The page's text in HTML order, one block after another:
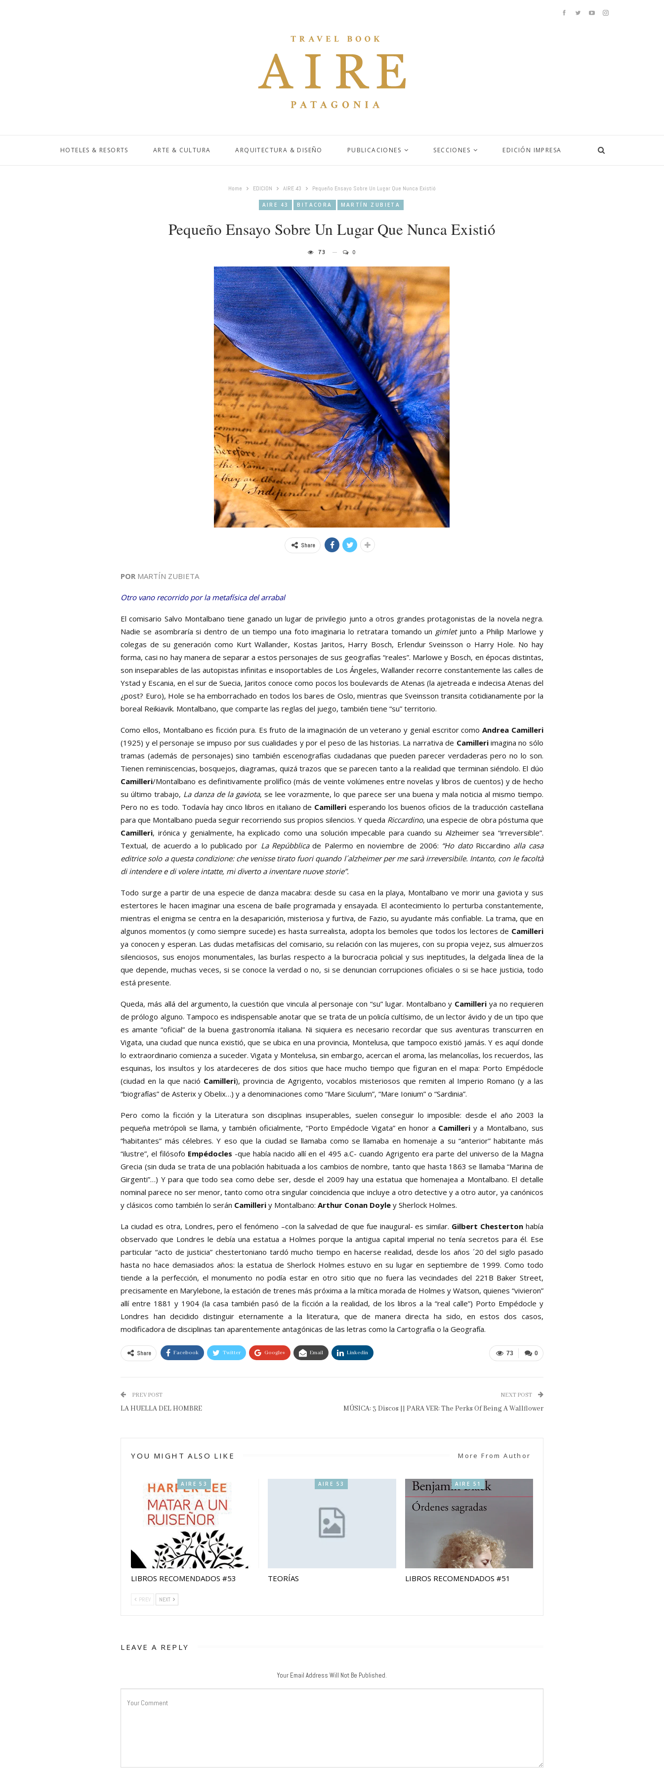
HOTELES & RESORTS ARTE & CULTURA ARQUITECTURA & DISEÑO PUBLICACIONES SECCIONES EDICIÓN IMPRESA
Home EDICION AIRE 43 Pequeño Ensayo Sobre Un Lugar Que Nunca Existió
AIRE 43 BITACORA MARTÍN ZUBIETA
Pequeño Ensayo Sobre Un Lugar Que Nunca Existió
73 0
Share
POR MARTÍN ZUBIETA
Otro vano recorrido por la metafísica del arrabal
El comisario Salvo Montalbano tiene ganado un lugar de privilegio junto a otros grandes protagonistas de la novela negra.
Nadie se asombraría si dentro de un tiempo una foto imaginaria lo retratara tomando un gimletjunto a Philip Marlowe y
colegas de su generación como Kurt Wallander, Kostas Jaritos, Harry Bosch, Erlendur Sveinsson o Harry Hole. No hay
forma, casi no hay manera de separar a estos personajes de sus geografías “reales”. Marlowe y Bosch, en épocas distintas,
son inseparables de las autopistas infinitas e insoportables de Los Ángeles, Wallander recorre constantemente las calles de
Ystad y Escania, en el sur de Suecia, Jaritos conoce como pocos los boulevards de Atenas (la ajetreada e indecisa Atenas del
¿post? Euro), Hole se ha emborrachado en todos los bares de Oslo, mientras que Sveinsson transita cotidianamente por la
boreal Reikiavik. Montalbano, que comparte las reglas del juego, también tiene “su” territorio.
Como ellos, Montalbano es ficción pura. Es fruto de la imaginación de un veterano y genial escritor como Andrea Camilleri
(1925) y el personaje se impuso por sus cualidades y por el peso de las historias. La narrativa de Camilleriimagina no sólo
tramas (además de personajes) sino también escenografías ciudadanas que pueden parecer verdaderas pero no lo son.
Tienen reminiscencias, bosquejos, diagramas, quizá trazos que se parecen tanto a la realidad que terminan siéndolo. El dúo
Camilleri/Montalbano es definitivamente prolífico (más de veinte volúmenes entre novelas y libros de cuentos) y de hecho
su último trabajo, La danza de la gaviota, se lee vorazmente, lo que parece ser una buena y mala noticia al mismo tiempo.
Pero no es todo. Todavía hay cinco libros en italiano de Camilleri esperando los buenos oficios de la traducción castellana
para que Montalbano pueda seguir recorriendo sus propios silencios. Y queda Riccardino, una especie de obra póstuma que
Camilleri, irónica y genialmente, ha explicado como una solución impecable para cuando su Alzheimer sea “irreversible”.
Textual, de acuerdo a lo publicado por La Repúbblicade Palermo en noviembre de 2006: “Ho dato Riccardino alla casa
editrice solo a questa condizione: che venisse tirato fuori quando l´alzheimer per me sarà irreversibile. Intanto, con le facoltà
di intendere e di volere intatte, mi diverto a inventare nuove storie”.
Todo surge a partir de una especie de danza macabra: desde su casa en la playa, Montalbano ve morir una gaviota y sus
estertores le hacen imaginar una escena de baile programada y ensayada. El acontecimiento lo perturba constantemente,
mientras el enigma se centra en la desaparición, misteriosa y furtiva, de Fazio, su ayudante más confiable. La trama, que en
algunos momentos (y como siempre sucede) es hasta surrealista, adopta los bemoles que todos los lectores de Camilleri
ya conocen y esperan. Las dudas metafísicas del comisario, su relación con las mujeres, con su propia vejez, sus almuerzos
silenciosos, sus enojos monumentales, las burlas respecto a la burocracia policial y sus ineptitudes, la delgada línea de la
que depende, muchas veces, si se conoce la verdad o no, si se denuncian corrupciones oficiales o si se hace justicia, todo
está presente.
Queda, más allá del argumento, la cuestión que vincula al personaje con “su” lugar. Montalbano y Camilleri ya no requieren
de prólogo alguno. Tampoco es indispensable anotar que se trata de un policía cultísimo, de un lector ávido y de un tipo que
es amante “oficial” de la buena gastronomía italiana. Ni siquiera es necesario recordar que sus aventuras transcurren en
Vigata, una ciudad que nunca existió, que se ubica en una provincia, Montelusa, que tampoco existió jamás. Y es aquí donde
lo extraordinario comienza a suceder. Vigata y Montelusa, sin embargo, acercan el aroma, las melancolías, los recuerdos, las
esquinas, los insultos y los atardeceres de dos sitios que hace mucho tiempo que figuran en el mapa: Porto Empédocle
(ciudad en la que nació Camilleri), provincia de Agrigento, vocablos misteriosos que remiten al Imperio Romano (y a las
“biografías” de Asterix y Obelix…) y a denominaciones como “Mare Siculum”, “Mare Ionium” o “Sardinia”.
Pero como la ficción y la Literatura son disciplinas insuperables, suelen conseguir lo imposible: desde el año 2003 la
pequeña metrópoli se llama, y también oficialmente, “Porto Empédocle Vigata” en honor a Camilleri y a Montalbano, sus
“habitantes” más célebres. Y eso que la ciudad se llamaba como se llamaba en homenaje a su “anterior” habitante más
“ilustre”, el filósofo Empédocles -que había nacido allí en el 495 a.C- cuando Agrigento era parte del universo de la Magna
Grecia (sin duda se trata de una población habituada a los cambios de nombre, tanto que hasta 1863 se llamaba “Marina de
Girgenti”…) Y para que todo sea como debe ser, desde el 2009 hay una estatua que homenajea a Montalbano. El detalle
nominal parece no ser menor, tanto como otra singular coincidencia que incluye a otro detective y a otro autor, ya canónicos
y clásicos como también lo serán Camilleri y Montalbano:Arthur Conan Doyle y Sherlock Holmes.
La ciudad es otra, Londres, pero el fenómeno –con la salvedad de que fue inaugural- es similar. Gilbert Chestertonhabía
observado que Londres le debía una estatua a Holmes porque la antigua capital imperial no tenía secretos para él. Ese
particular “acto de justicia” chestertoniano tardó mucho tiempo en hacerse realidad, desde los años ´20 del siglo pasado
hasta no hace demasiados años: la estatua de Sherlock Holmes estuvo en su lugar en septiembre de 1999. Como todo
tiende a la perfección, el monumento no podía estar en otro sitio que no fuera las vecindades del 221B Baker Street,
precisamente en Marylebone, la estación de trenes más próxima a la mítica morada de Holmes y Watson, quienes “vivieron”
allí entre 1881 y 1904 (la casa también pasó de la ficción a la realidad, de los libros a la “real calle”) Porto Empédocle y
Londres han decidido distinguir eternamente a la literatura, que de manera directa ha sido, en estos dos casos,
modificadora de disciplinas tan aparentemente antagónicas de las letras como la Cartografía o la Geografía.
0
73
Share Facebook Twitter Google+ Email Linkedin
PREV POST
LA HUELLA DEL HOMBRE
NEXT POST
MÚSICA: 3 Discos || PARA VER: The Perks Of Being A Wallflower
YOU MIGHT ALSO LIKE More From Author
AIRE 53
LIBROS RECOMENDADOS #53
AIRE 53
TEORÍAS
AIRE 51
LIBROS RECOMENDADOS #51
PREV NEXT
LEAVE A REPLY
Your Email Address Will Not Be Published.